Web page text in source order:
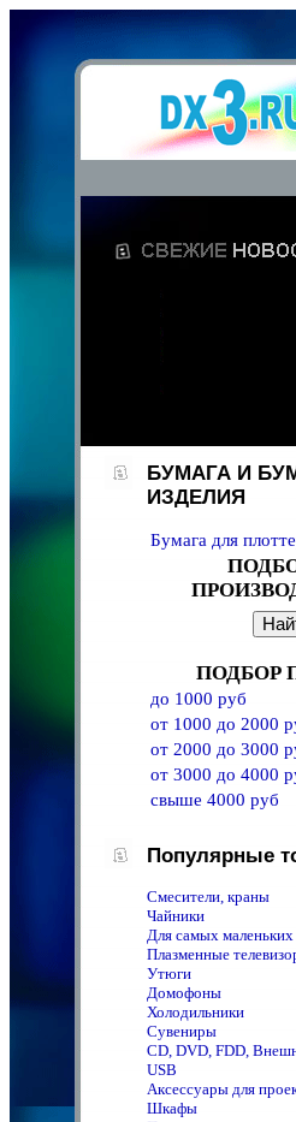
БУМАГА И
ИЗДЕЛИЯ
Бумага для
ПОДБОР
до 1000 руб
от 1000 до 2000
от 2000 до 3000
от 3000 до 4000
свыше 4000 руб
Популярные
Смесители, краны
Чайники
Для самых маленьких
Плазменные
Утюги
Домофоны
Холодильники
Сувениры
CD, DVD, FDD,
USB
Аксессуары для
Шкафы